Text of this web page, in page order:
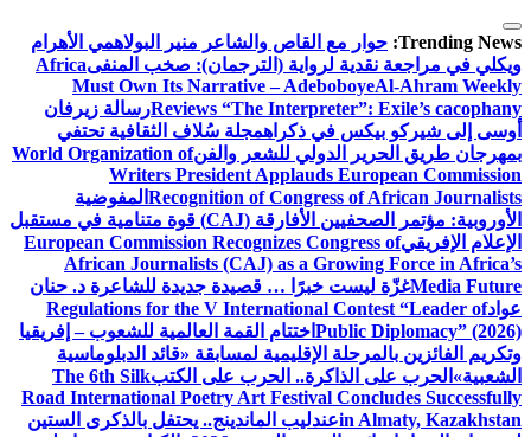
التجاوز
إلى
المحتوى
Trending News: حوار مع القاص والشاعر منير البولاهمي الأهرام
ويكلي في مراجعة نقدية لرواية (الترجمان): صخب المنفىAfrica
Must Own Its Narrative – AdeboboyeAl-Ahram Weekly
Reviews “The Interpreter”: Exile’s cacophanyرسالة زيرفان
أوسى إلى شيركو بيكس في ذكراهمجلة سُلاف الثقافية تحتفي
بمهرجان طريق الحرير الدولي للشعر والفنWorld Organization of
Writers President Applauds European Commission
Recognition of Congress of African Journalists المفوضية
الأوروبية: مؤتمر الصحفيين الأفارقة (CAJ) قوة متنامية في مستقبل
الإعلام الإفريقيEuropean Commission Recognizes Congress of
African Journalists (CAJ) as a Growing Force in Africa’s
Media Futureغزّة ليست خبرًا … قصيدة جديدة للشاعرة د. حنان
عوادRegulations for the V International Contest “Leader of
Public Diplomacy” (2026) اختتام القمة العالمية للشعوب – إفريقيا
وتكريم الفائزين بالمرحلة الإقليمية لمسابقة «قائد الدبلوماسية
الشعبية» الحرب على الذاكرة.. الحرب على الكتبThe 6th Silk
Road International Poetry Art Festival Concludes Successfully
in Almaty, Kazakhstanعندليب الماندينج.. يحتفل بالذكرى الستين